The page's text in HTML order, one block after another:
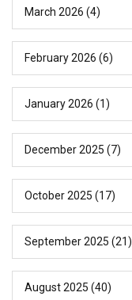
March 2026 (4)
February 2026 (6)
January 2026 (1)
December 2025 (7)
October 2025 (17)
September 2025 (21)
August 2025 (40)